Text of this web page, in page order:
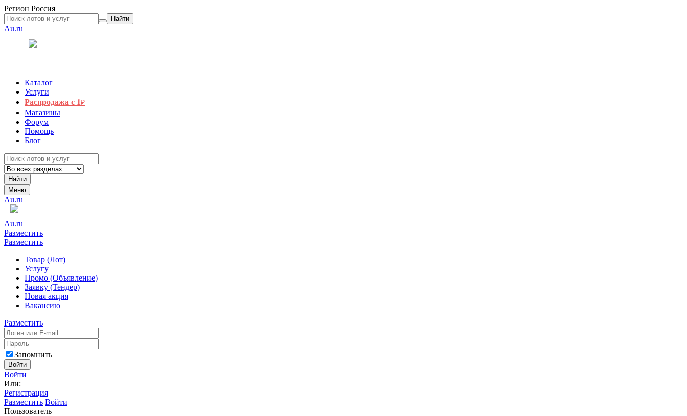
Регион Россия
Найти
Au.ru
Каталог
Услуги
Распродажа с 1₽
Магазины
Форум
Помощь
Блог
Найти
Меню
Au.ru
Au.ru
Разместить
Разместить
Товар (Лот)
Услугу
Промо (Объявление)
Заявку (Тендер)
Новая акция
Вакансию
Разместить
Запомнить
Войти
Войти
Или:
Регистрация
Разместить Войти
Пользователь